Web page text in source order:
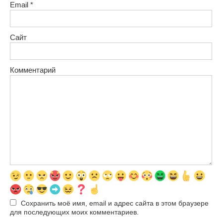
Email *
Сайт
Комментарий
Сохранить моё имя, email и адрес сайта в этом браузере
для последующих моих комментариев.